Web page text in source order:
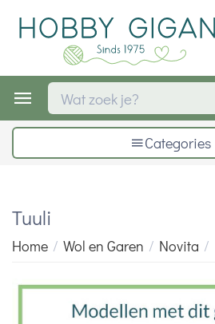
Categories
Tuuli
Home / Wol en Garen / Novita /